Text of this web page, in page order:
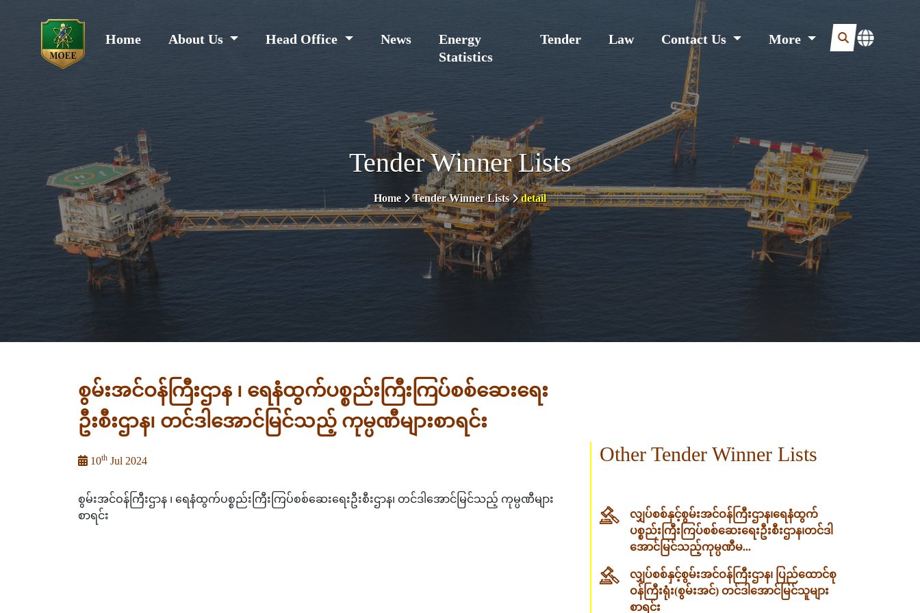
Home About Us Head Office News
Energy
Statistics
Tender Law Contact Us More
Tender Winner Lists
Home Tender Winner Lists detail
စွမ်းအင်ဝန်ကြီးဌာန ၊ ရေနံထွက်ပစ္စည်းကြီးကြပ်စစ်ဆေးရေး
ဦးစီးဌာန၊ တင်ဒါအောင်မြင်သည့် ကုမ္ပဏီများစာရင်း
10th Jul 2024
စွမ်းအင်ဝန်ကြီးဌာန ၊ ရေနံထွက်ပစ္စည်းကြီးကြပ်စစ်ဆေးရေးဦးစီးဌာန၊ တင်ဒါအောင်မြင်သည့် ကုမ္ပဏီများ
စာရင်း
Other Tender Winner Lists
လျှပ်စစ်နှင့်စွမ်းအင်ဝန်ကြီးဌာန၊‌ရေနံထွက်
ပစ္စည်းကြီးကြပ်စစ်ဆေးရေးဦးစီးဌာန၊တင်ဒါ
အောင်မြင်သည့်ကုမ္ပဏီမ...
လျှပ်စစ်နှင့်စွမ်းအင်ဝန်ကြီးဌာန၊ ပြည်ထောင်စု
ဝန်ကြီးရုံး(စွမ်းအင်) တင်ဒါအောင်မြင်သူများ
စာရင်း